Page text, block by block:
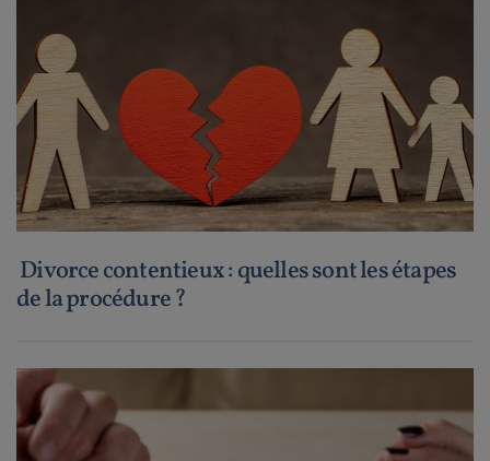
Divorce contentieux : quelles sont les étapes
de la procédure ?